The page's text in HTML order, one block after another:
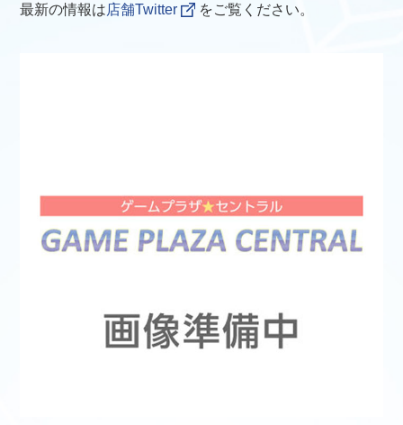
最新の情報は店舗Twitter をご覧ください。